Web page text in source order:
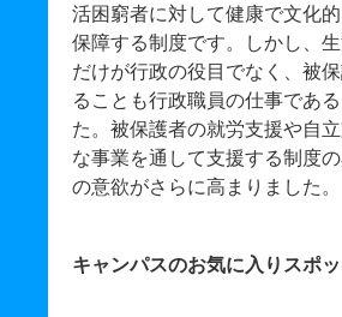
活困窮者に対して健康で文化
保障する制度です。しかし、
だけが行政の役目でなく、被
ることも行政職員の仕事であ
た。被保護者の就労支援や自
な事業を通して支援する制度
の意欲がさらに高まりました。
キャンパスのお気に入りスポッ